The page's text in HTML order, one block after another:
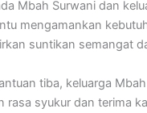
Mbah Surwani dan
mengamankan
suntikan semangat
tiba, keluarga
rasa syukur dan terima